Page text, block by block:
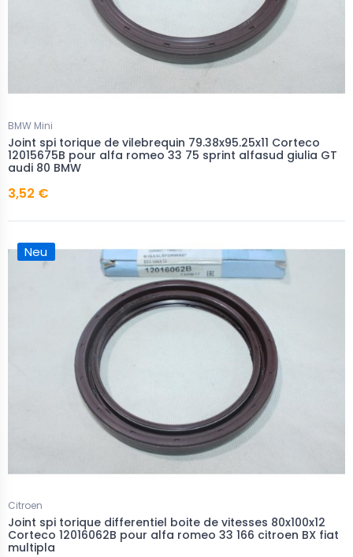
BMW Mini
Joint spi torique de vilebrequin 79.38x95.25x11 Corteco
12015675B pour alfa romeo 33 75 sprint alfasud giulia GT
audi 80 BMW
3,52 €
Neu
Citroen
Joint spi torique differentiel boite de vitesses 80x100x12
Corteco 12016062B pour alfa romeo 33 166 citroen BX fiat
multipla